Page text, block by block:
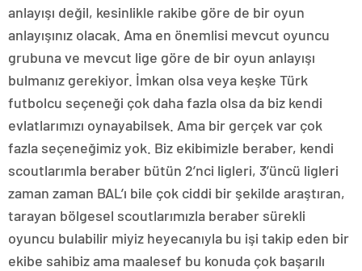
anlayışı değil, kesinlikle rakibe göre de bir oyun
anlayışınız olacak. Ama en önemlisi mevcut oyuncu
grubuna ve mevcut lige göre de bir oyun anlayışı
bulmanız gerekiyor. İmkan olsa veya keşke Türk
futbolcu seçeneği çok daha fazla olsa da biz kendi
evlatlarımızı oynayabilsek. Ama bir gerçek var çok
fazla seçeneğimiz yok. Biz ekibimizle beraber, kendi
scoutlarımla beraber bütün 2’nci ligleri, 3’üncü ligleri
zaman zaman BAL’ı bile çok ciddi bir şekilde araştıran,
tarayan bölgesel scoutlarımızla beraber sürekli
oyuncu bulabilir miyiz heyecanıyla bu işi takip eden bir
ekibe sahibiz ama maalesef bu konuda çok başarılı